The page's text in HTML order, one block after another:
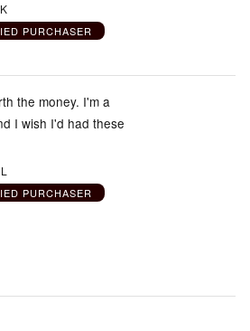
PURCHASER
the money. I'm a
I wish I'd had these
PURCHASER